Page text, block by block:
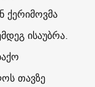
ქერიმოვმა
ისაუბრა.
თავზე